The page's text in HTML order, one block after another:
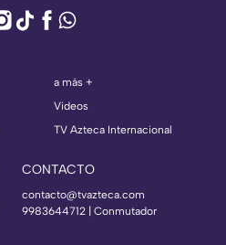
a más +
Videos
TV Azteca Internacional
CONTACTO
contacto@tvazteca.com
9983644712 | Conmutador